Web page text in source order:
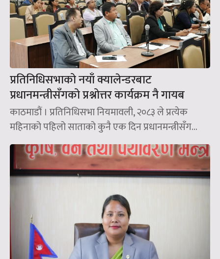
प्रतिनिधिसभाको नयाँ क्यालेन्डरबाट
प्रधानमन्त्रीसँगको प्रश्नोत्तर कार्यक्रम नै गायब
काठमाडौं । प्रतिनिधिसभा नियमावली, २०८३ ले प्रत्येक
महिनाको पहिलो साताको कुनै एक दिन प्रधानमन्त्रीसँग...